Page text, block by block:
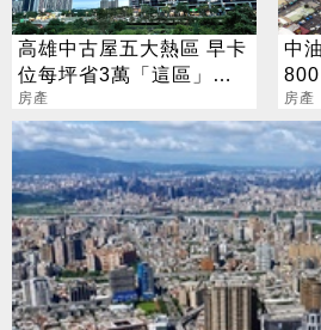
高雄中古屋五大熱區 早卡
位每坪省3萬「這區」晚2
年買貴3成
房產
中
付不
房產